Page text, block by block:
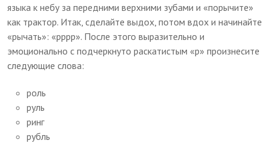
языка к небу за передними верхними зубами и «порычите»
как трактор. Итак, сделайте выдох, потом вдох и начинайте
«рычать»: «рррр». После этого выразительно и
эмоционально с подчеркнуто раскатистым «р» произнесите
следующие слова:
роль
руль
ринг
рубль